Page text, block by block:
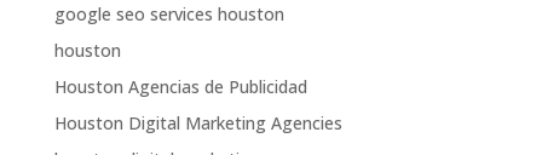
google seo services houston
houston
Houston Agencias de Publicidad
Houston Digital Marketing Agencies